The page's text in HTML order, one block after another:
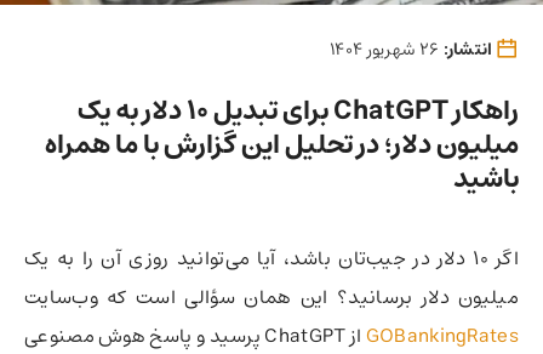
انتشار:
راهکار ChatGPT برای تبدیل ۱۰ دلار به یک
میلیون دلار؛ در تحلیل این گزارش با ما همراه
باشید
اگر ۱۰ دلار در جیب‌تان باشد، آیا می‌توانید روزی آن را به یک
میلیون دلار برسانید؟ این همان سؤالی است که وب‌سایت
GOBankingRates
از ChatGPT پرسید و پاسخ هوش مصنوعی